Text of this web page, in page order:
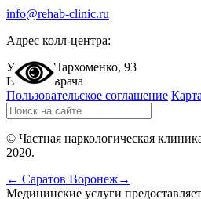
info@rehab-clinic.ru
Адрес колл-центра:
Уфа, ул. Пархоменко, 93
Вызвать врача
Пользовательское соглашение
© Частная наркологическая
2020.
← Саратов Воронеж→
Медицинские услуги